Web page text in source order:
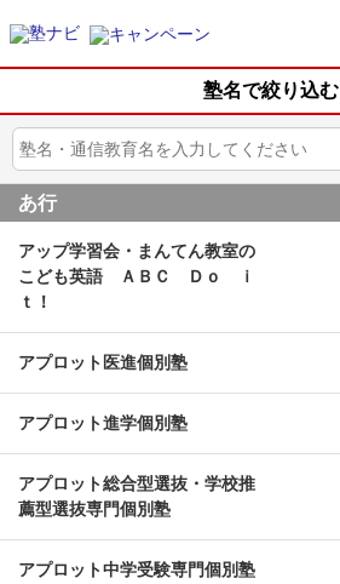
塾名で絞り込む
あ行
アップ学習会・まんてん教室の
こども英語 ＡＢＣ Ｄｏ ｉ
ｔ！
アプロット医進個別塾
アプロット進学個別塾
アプロット総合型選抜・学校推
薦型選抜専門個別塾
アプロット中学受験専門個別塾